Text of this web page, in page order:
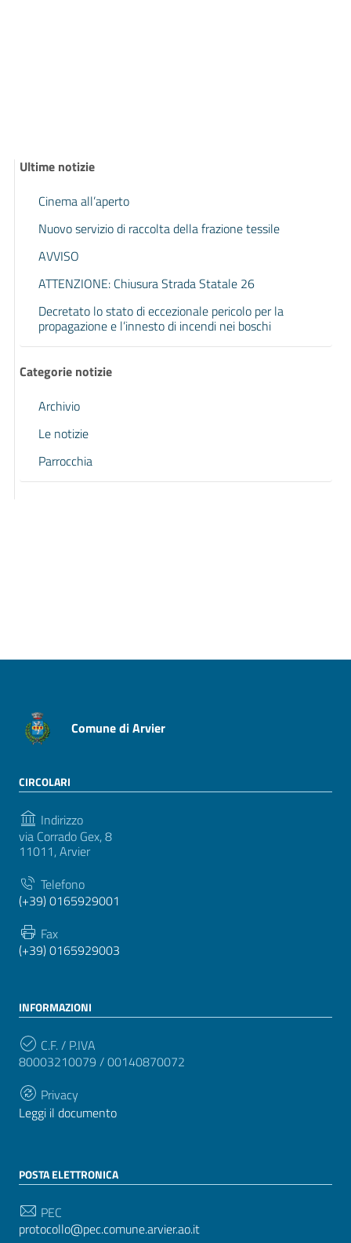
Ultime notizie
Cinema all’aperto
Nuovo servizio di raccolta della frazione tessile
AVVISO
ATTENZIONE: Chiusura Strada Statale 26
Decretato lo stato di eccezionale pericolo per la
propagazione e l’innesto di incendi nei boschi
Categorie notizie
Archivio
Le notizie
Parrocchia
Comune di Arvier
CIRCOLARI
Indirizzo
via Corrado Gex, 8
11011, Arvier
Telefono
(+39) 0165929001
Fax
(+39) 0165929003
INFORMAZIONI
C.F. / P.IVA
80003210079 / 00140870072
Privacy
Leggi il documento
POSTA ELETTRONICA
PEC
protocollo@pec.comune.arvier.ao.it